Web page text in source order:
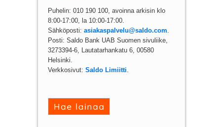
Puhelin: 010 190 100, avoinna arkisin klo
8:00-17:00, la 10:00-17:00.
Sähköposti: asiakaspalvelu@saldo.com.
Posti: Saldo Bank UAB Suomen sivuliike,
3273394-6, Lautatarhankatu 6, 00580
Helsinki.
Verkkosivut: Saldo Limiitti.